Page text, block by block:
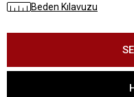
Beden Kılavuzu